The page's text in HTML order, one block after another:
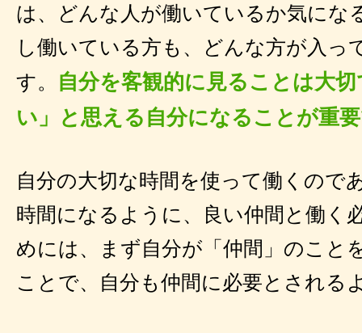
は、どんな人が働いているか気にな
し働いている方も、どんな方が入っ
す。
自分を客観的に見ることは大
い」と思える自分になることが重
自分の大切な時間を使って働くので
時間になるように、良い仲間と働く
めには、まず自分が「仲間」のこと
ことで、自分も仲間に必要とされる